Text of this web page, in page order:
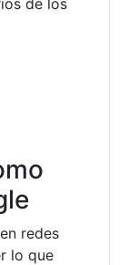
de los
redes
lo que